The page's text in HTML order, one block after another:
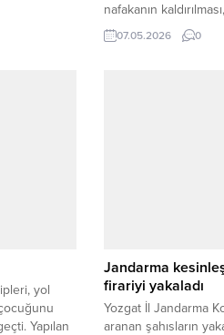
nafakanın
ve bazı toplumsal
atılması gündemde
07.05.2026 0
yol
Yapılan
Jandarma
firariyi yakaladı
Yozgat İl Jandarma
aranan şahısların